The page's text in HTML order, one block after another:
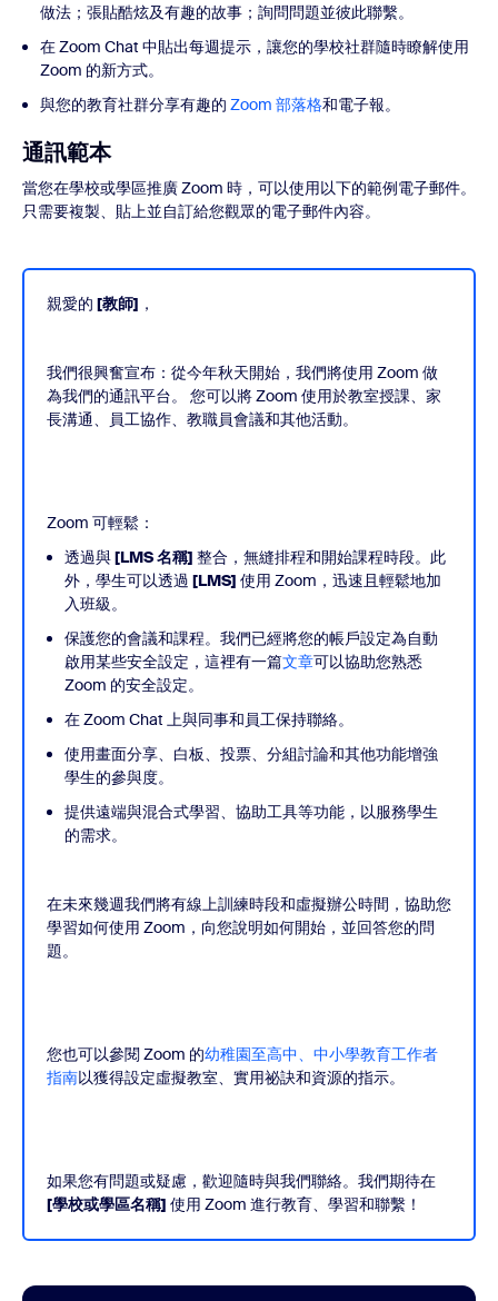
做法；張貼酷炫及有趣的故事；詢問問題並彼此聯繫。
在 Zoom Chat 中貼出每週提示，讓您的學校社群隨時瞭解使用
Zoom 的新方式。
與您的教育社群分享有趣的 Zoom 部落格和電子報。
通訊範本
當您在學校或學區推廣 Zoom 時，可以使用以下的範例電子郵件。
只需要複製、貼上並自訂給您觀眾的電子郵件內容。
親愛的 [教師] ，
我們很興奮宣布：從今年秋天開始，我們將使用 Zoom 做
為我們的通訊平台。 您可以將 Zoom 使用於教室授課、家
長溝通、員工協作、教職員會議和其他活動。
Zoom 可輕鬆：
透過與[LMS 名稱] 整合，無縫排程和開始課程時段。此
外，學生可以透過 [LMS] 使用 Zoom，迅速且輕鬆地加
入班級。
保護您的會議和課程。我們已經將您的帳戶設定為自動
啟用某些安全設定，這裡有一篇文章可以協助您熟悉
Zoom 的安全設定。
在 Zoom Chat 上與同事和員工保持聯絡。
使用畫面分享、白板、投票、分組討論和其他功能增強
學生的參與度。
提供遠端與混合式學習、協助工具等功能，以服務學生
的需求。
在未來幾週我們將有線上訓練時段和虛擬辦公時間，協助您
學習如何使用 Zoom，向您說明如何開始，並回答您的問
題。
您也可以參閱 Zoom 的幼稚園至高中、中小學教育工作者
指南以獲得設定虛擬教室、實用祕訣和資源的指示。
如果您有問題或疑慮，歡迎隨時與我們聯絡。我們期待在
[學校或學區名稱] 使用 Zoom 進行教育、學習和聯繫！